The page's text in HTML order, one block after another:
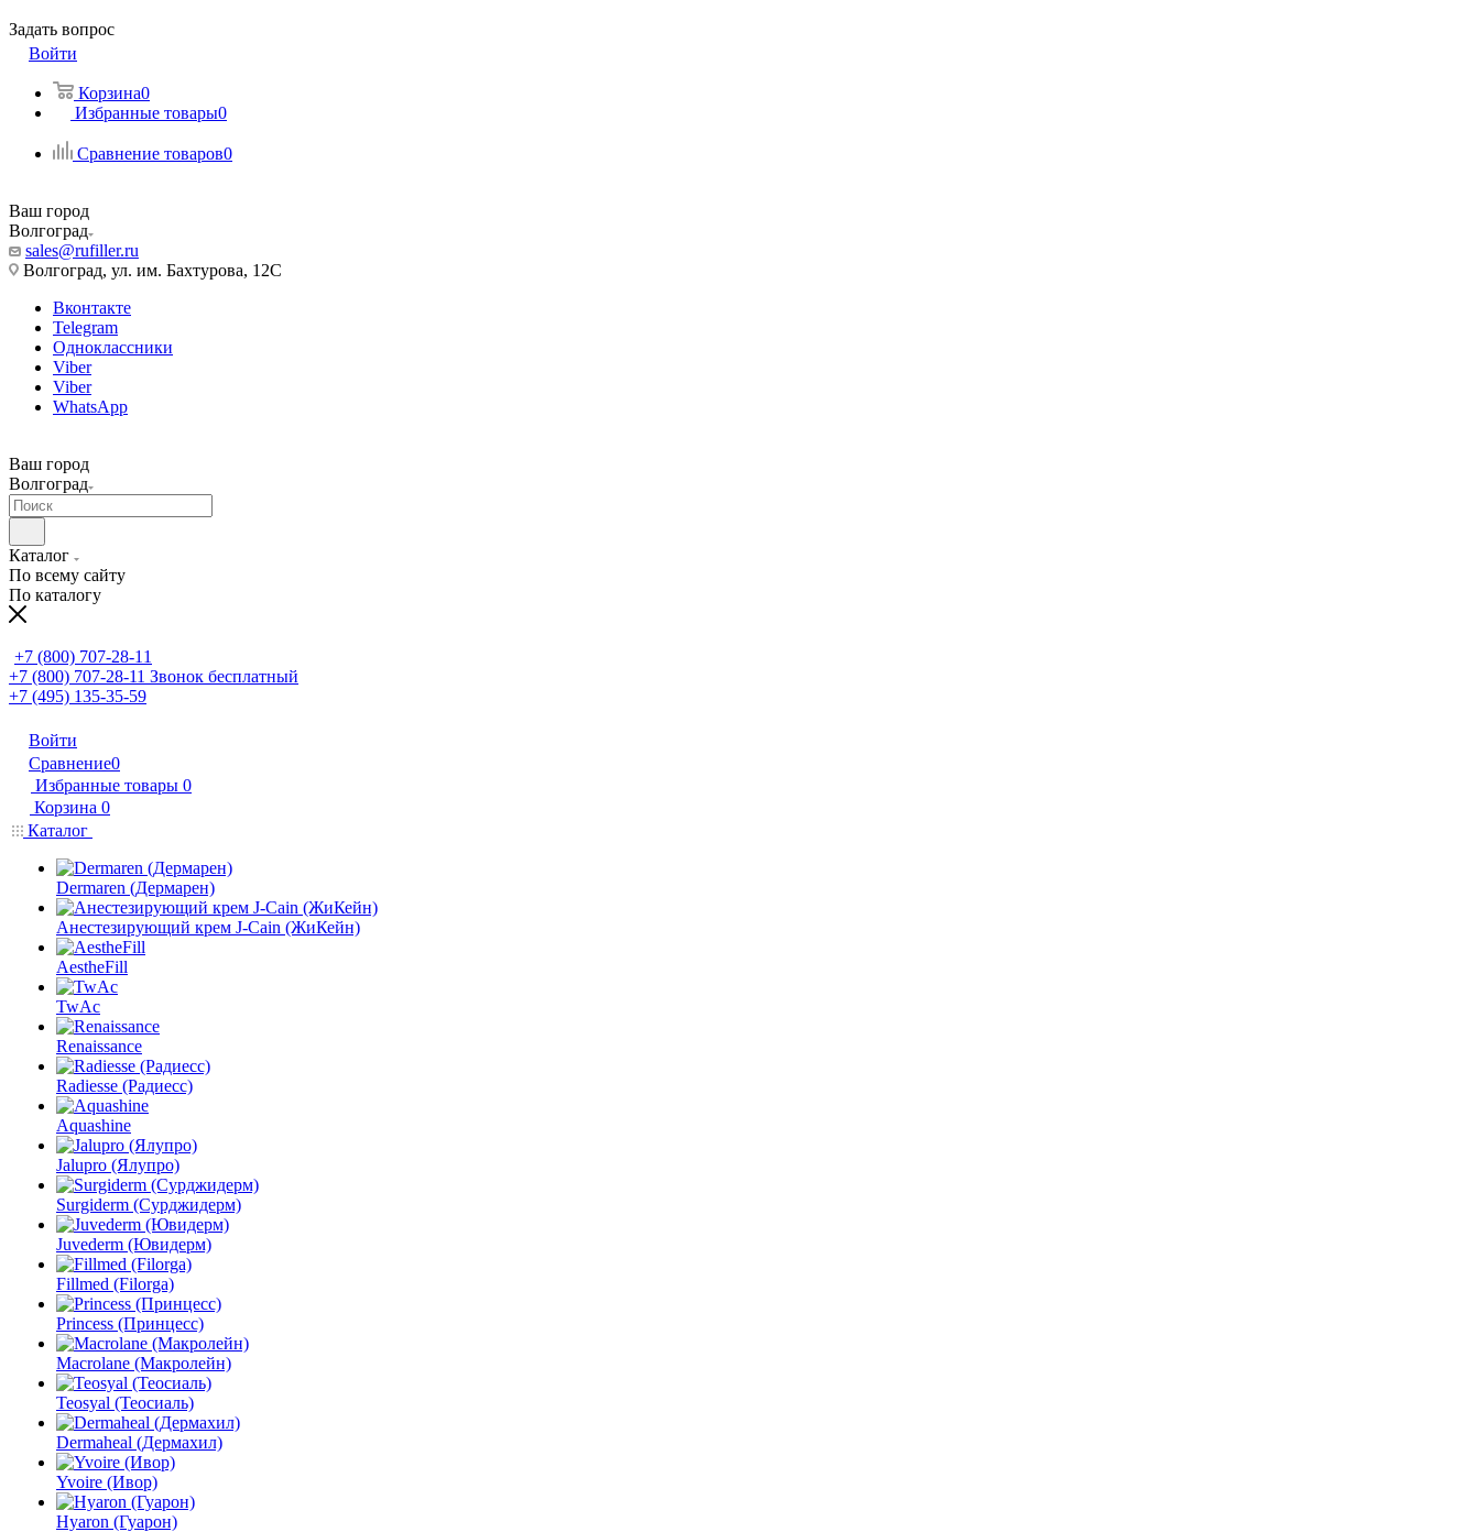
Задать вопрос
Войти
Корзина0
Избранные товары0
Сравнение товаров0
Ваш город
Волгоград
sales@rufiller.ru
Волгоград, ул. им. Бахтурова, 12С
Вконтакте
Telegram
Одноклассники
Viber
Viber
WhatsApp
Ваш город
Волгоград
Каталог
По всему сайту
По каталогу
+7 (800) 707-28-11
+7 (800) 707-28-11 Звонок бесплатный
+7 (495) 135-35-59
Войти
Сравнение0
Избранные товары 0
Корзина 0
Каталог
Dermaren (Дермарен)
Анестезирующий крем J-Cain (ЖиКейн)
AestheFill
TwAc
Renaissance
Radiesse (Радиесс)
Aquashine
Jalupro (Ялупро)
Surgiderm (Сурджидерм)
Juvederm (Ювидерм)
Fillmed (Filorga)
Princess (Принцесс)
Macrolane (Макролейн)
Teosyal (Теосиаль)
Dermaheal (Дермахил)
Yvoire (Ивор)
Hyaron (Гуарон)